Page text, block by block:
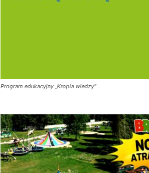
Program edukacyjny „Kropla wiedzy"